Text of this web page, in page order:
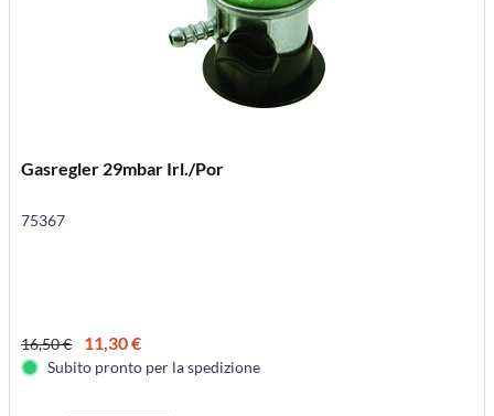
Gasregler 29mbar Irl./Por
75367
16,50 € 11,30 €
Subito pronto per la spedizione